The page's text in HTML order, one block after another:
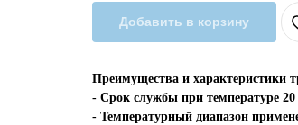
Добавить в корзину
Преимущества и характеристики
- Срок службы при температуре 20
- Температурный диапазон